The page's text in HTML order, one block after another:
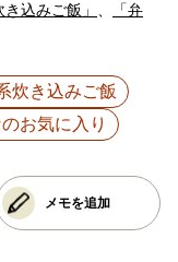
込みご飯」
「弁
炊き込みご飯
お気に入り
メモを追加